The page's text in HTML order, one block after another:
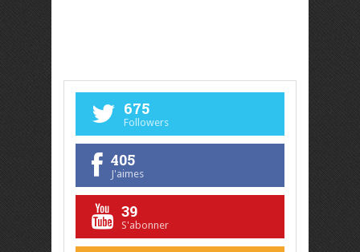
675
Followers
405
J'aimes
39
S'abonner